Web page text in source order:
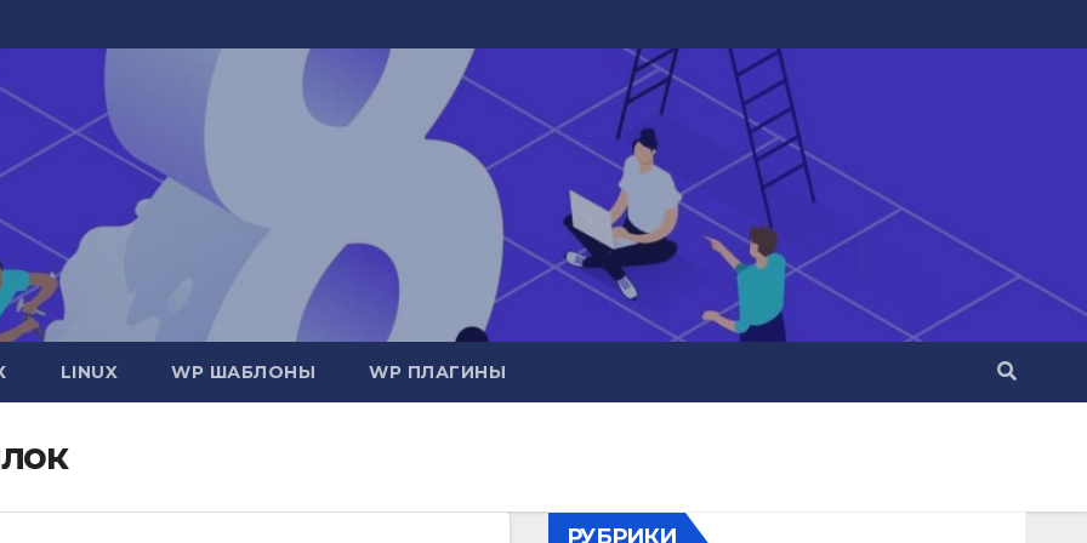
LINUX WP ШАБЛОНЫ WP ПЛАГИНЫ
РУБРИКИ